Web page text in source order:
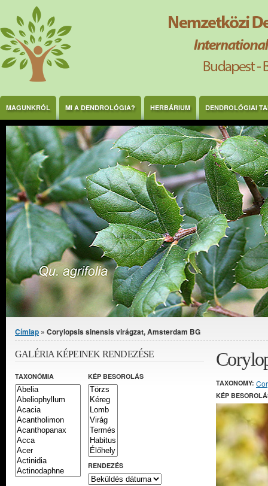
Ugrás a tartalomra
MAGUNKRÓL MI A DENDROLÓGIA? HERBÁRIUM DENDROLÓGIAI
Jelenlegi hely
Címlap » Corylopsis sinensis virágzat, Amsterdam BG
TAXONOMY:
KÉP
GALÉRIA KÉPEINEK RENDEZÉSE
TAXONÓMIA KÉP BESOROLÁS
RENDEZÉS